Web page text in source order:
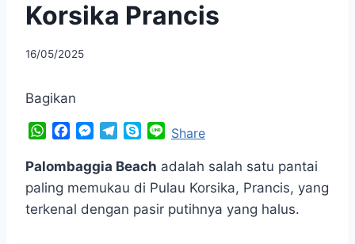
Korsika Prancis
By
16/05/2025
Bagikan
W
a
t
A
c
e
b
o
M
s
s
n
l
e
r
y
p
n
e
Share
Palombaggia Beach adalah salah satu pantai
paling memukau di Pulau Korsika, Prancis, yang
terkenal dengan pasir putihnya yang halus.